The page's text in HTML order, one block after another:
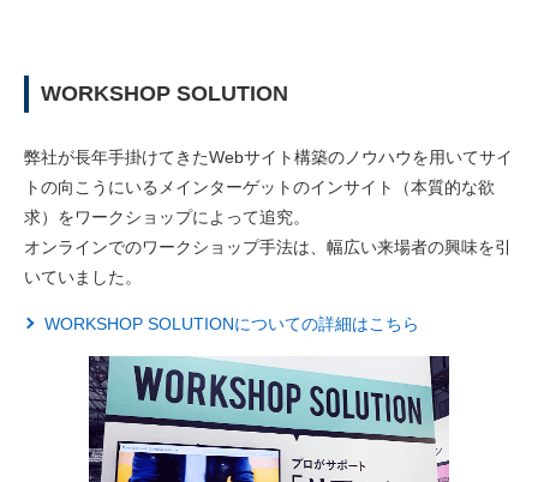
WORKSHOP SOLUTION
弊社が長年手掛けてきたWebサイト構築のノウハウを用いてサイ
トの向こうにいるメインターゲットのインサイト（本質的な欲
求）をワークショップによって追究。
オンラインでのワークショップ手法は、幅広い来場者の興味を引
いていました。
WORKSHOP SOLUTIONについての詳細はこちら